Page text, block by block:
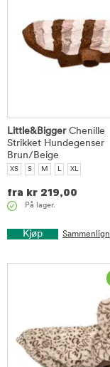
Little&BiggerChenille
Strikket Hundegenser
Brun/Beige
XS S M L XL
fra kr 219,00
På lager.
Kjøp Sammenlign